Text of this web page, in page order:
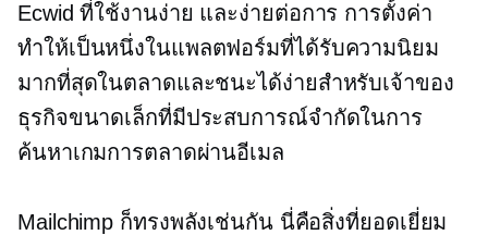
Ecwidที่ใช้งานง่าย และง่ายต่อการ การตั้งค่า
ทำให้เป็นหนึ่งในแพลตฟอร์มที่ได้รับความนิยม
มากที่สุดในตลาดและชนะได้ง่ายสำหรับเจ้าของ
ธุรกิจขนาดเล็กที่มีประสบการณ์จำกัดในการ
ค้นหาเกมการตลาดผ่านอีเมล
Mailchimp ก็ทรงพลังเช่นกัน นี่คือสิ่งที่ยอดเยี่ยม